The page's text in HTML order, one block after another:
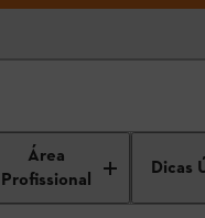
Área
Profissional
Dicas